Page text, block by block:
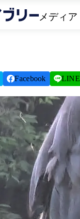
メディア
Facebook LINE